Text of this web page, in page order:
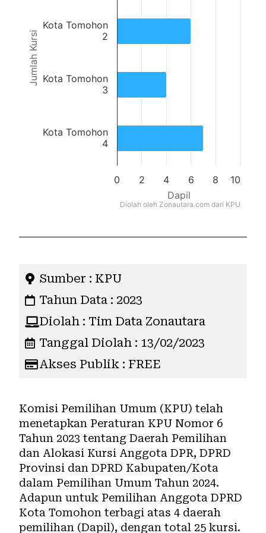
Dapil
Jumlah Kursi
0 2 4 6 8 10
Kota Tomohon
2
Kota Tomohon
3
Kota Tomohon
4
Diolah oleh Zonautara.com dari KPU
Sumber : KPU
Tahun Data : 2023
Diolah : Tim Data Zonautara
Tanggal Diolah : 13/02/2023
Akses Publik : FREE
Komisi Pemilihan Umum (KPU) telah
menetapkan Peraturan KPU Nomor 6
Tahun 2023 tentang Daerah Pemilihan
dan Alokasi Kursi Anggota DPR, DPRD
Provinsi dan DPRD Kabupaten/Kota
dalam Pemilihan Umum Tahun 2024.
Adapun untuk Pemilihan Anggota DPRD
KotaTomohon terbagi atas 4 daerah
pemilihan (Dapil), dengan total 25 kursi.